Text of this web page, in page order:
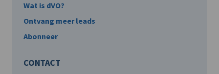
Wat is dVO?
Ontvang meer leads
Abonneer
CONTACT